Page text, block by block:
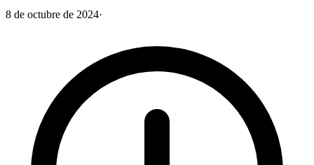
8 de octubre de 2024·